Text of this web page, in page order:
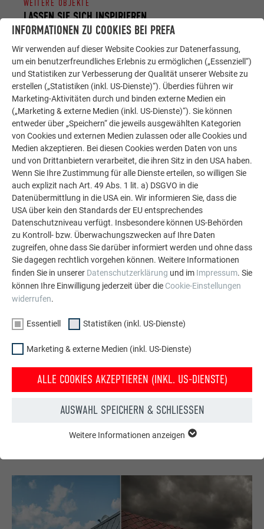
LASSEN SIE SICH INSPIRIEREN
WEITERE OBJEKTE
Die PREFA Referenzgalerie zeigt, wie vielseitig
Aluminium eingesetzt werden kann. Entdecken Sie
weitere beeindruckende Projekte mit den langlebigen
PREFA Aluminiumlösungen für Dach, Solar und
Fassade.
MEHR REFERENZEN ANSEHEN
Konfigurator für Dach & Fassade
Gestalten Sie Ihr (Traum)Haus mit dem PREFA Online-
Farben an Beispielhäusern darstellen.
JETZT HAUS KONFIGURIEREN
INFORMATIONEN ZU COOKIES BEI PREFA
Wir verwenden auf dieser Website Cookies zur Datenerfassung,
um ein benutzerfreundliches Erlebnis zu ermöglichen („Essenziell“)
und Statistiken zur Verbesserung der Qualität unserer Website zu
erstellen („Statistiken (inkl. US-Dienste)“). Überdies führen wir
Marketing-Aktivitäten durch und binden externe Medien ein
(„Marketing & externe Medien (inkl. US-Dienste)“). Sie können
entweder über „Speichern“ die jeweils ausgewählten Kategorien
von Cookies und externen Medien zulassen oder alle Cookies und
Medien akzeptieren. Bei diesen Cookies werden Daten von uns
und von Drittanbietern verarbeitet, die ihren Sitz in den USA haben.
Wenn Sie Ihre Zustimmung für alle Dienste erteilen, so willigen Sie
auch explizit nach Art. 49 Abs. 1 lit. a) DSGVO in die
Datenübermittlung in die USA ein. Wir informieren Sie, dass die
USA über kein den Standards der EU entsprechendes
Datenschutzniveau verfügt. Insbesondere können US-Behörden
zu Kontroll- bzw. Überwachungszwecken auf Ihre Daten
zugreifen, ohne dass Sie darüber informiert werden und ohne dass
Sie dagegen rechtlich vorgehen können. Weitere Informationen
finden Sie in unserer Datenschutzerklärung und im Impressum. Sie
können Ihre Einwilligung jederzeit über die Cookie-Einstellungen
widerrufen.
Essentiell Statistiken (inkl. US-Dienste)
Marketing & externe Medien (inkl. US-Dienste)
ALLE COOKIES AKZEPTIEREN (INKL. US-DIENSTE)
AUSWAHL SPEICHERN & SCHLIESSEN
dass die Website einwandfrei funktioniert.
Name PHPSESSID
Cookie-Informationen anzeigen
Weitere Informationen anzeigen